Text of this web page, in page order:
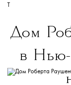
T
Дом
в Нью-